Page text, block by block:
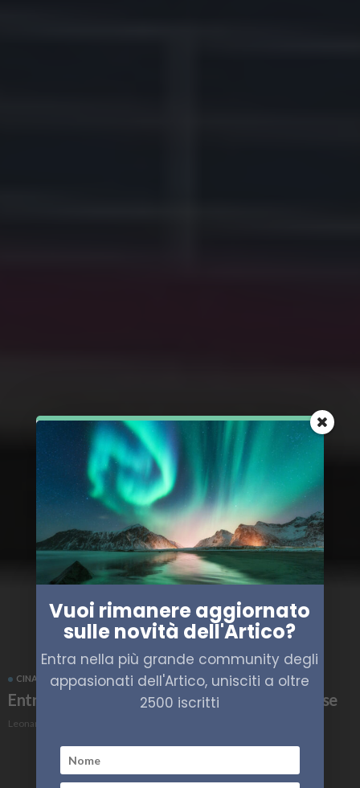
CINA TRASPORTO
Entra in cantiere la nuova rompighiaccio cinese
Leonardo Parigi
Vuoi rimanere aggiornato
sulle novità dell'Artico?
Entra nella più grande community degli
appasionati dell'Artico, unisciti a oltre
2500 iscritti